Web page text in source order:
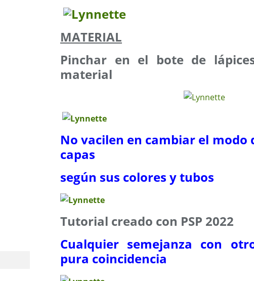
MATERIAL
Pinchar en el bote de
material
No vacilen en cambiar el modo
capas
según sus colores y tubos
Tutorial creado con PSP 2022
Cualquier semejanza con
pura coincidencia